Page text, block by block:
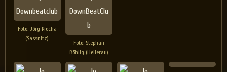
Foto: Jörg Piecha
(Sassnitz)
Foto: Stephan
Böhlig (Hellerau)